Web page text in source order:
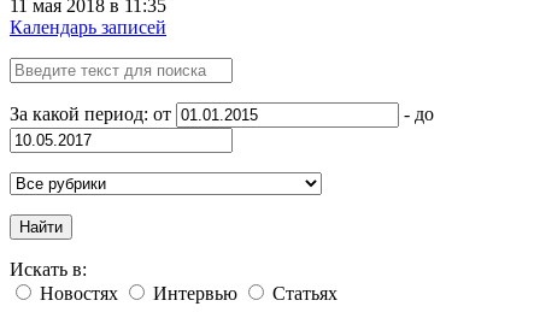
11 мая 2018 в 11:35
Календарь записей
За какой период: от - до
Найти
Искать в:
Новостях
Интервью
Статьях